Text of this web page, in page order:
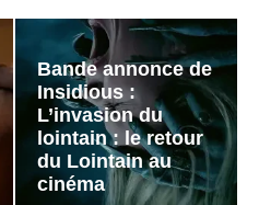
Bande annonce de
Insidious :
L’invasion du
lointain : le retour
du Lointain au
cinéma